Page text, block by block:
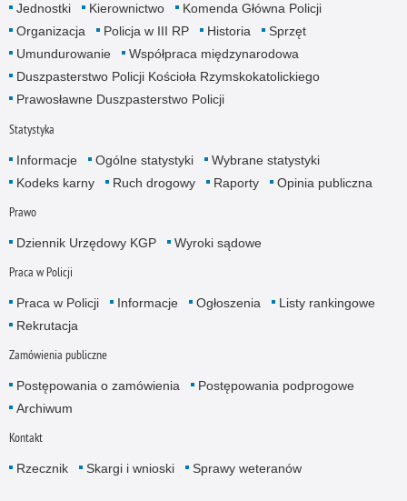
Jednostki Kierownictwo
Komenda Główna Policji
Organizacja
Policja w III RP Historia
Sprzęt
Umundurowanie
Współpraca międzynarodowa
Duszpasterstwo Policji Kościoła Rzymskokatolickiego
Prawosławne Duszpasterstwo Policji
Statystyka
Informacje Ogólne statystyki
Wybrane statystyki
Kodeks karny
Ruch drogowy Raporty Opinia publiczna
Prawo
Dziennik Urzędowy KGP Wyroki sądowe
Praca w Policji
Praca w Policji Informacje Ogłoszenia
Listy rankingowe
Rekrutacja
Zamówienia publiczne
Postępowania o zamówienia
Postępowania podprogowe
Archiwum
Kontakt
Rzecznik Skargi i wnioski Sprawy weteranów